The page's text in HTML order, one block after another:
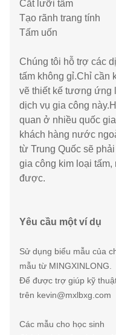
Cắt lưỡi tấm
Tạo rãnh trang tính
Tấm uốn
Chúng tôi hỗ trợ các
tấm không gỉ.Chỉ cần
vẽ thiết kế tương ứng
dịch vụ gia công
quan ở nhiều quốc
khách hàng nước
từ Trung Quốc sẽ
gia công kim loại tấm,
được.
Yêu cầu một ví dụ
Sử dụng biểu mẫu của
mẫu từ MINGXINLONG.
Để được trợ giúp kỹ
trên kevin@mxlbxg.com
Các mẫu cho học sinh